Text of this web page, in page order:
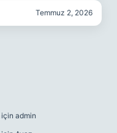
Temmuz 2, 2026
için admin